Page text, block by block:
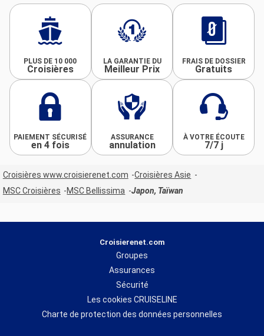
PLUS DE 10 000
Croisières
LA GARANTIE DU
Meilleur Prix
FRAIS DE DOSSIER
Gratuits
PAIEMENT SÉCURISÉ
en 4 fois
ASSURANCE
annulation
À VOTRE ÉCOUTE
7/7 j
Croisières www.croisierenet.com
Croisières Asie
MSC Croisières
MSC Bellissima Japon, Taïwan
Croisierenet.com
Groupes
Assurances
Sécurité
Les cookies CRUISELINE
Charte de protection des données personnelles